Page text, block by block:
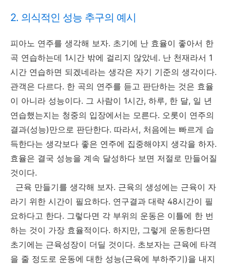
2. 의식적인 성능 추구의 예시
피아노 연주를 생각해 보자. 초기에 난 효율이 좋아서 한
곡 연습하는데 1시간 밖에 걸리지 않았네. 난 천재라서 1
시간 연습하면 되겠네라는 생각은 자기 기준의 생각이다.
관객은 다르다. 한 곡의 연주를 듣고 판단하는 것은 효율
이 아니라 성능이다. 그 사람이 1시간, 하루, 한 달, 일 년
연습했는지는 청중의 입장에서는 모른다. 오롯이 연주의
결과(성능)만으로 판단한다. 따라서, 처음에는 빠르게 습
득한다는 생각보다 좋은 연주에 집중해야지 생각을 하자.
효율은 결국 성능을 계속 달성하다 보면 저절로 만들어질
것이다.
근육 만들기를 생각해 보자. 근육의 생성에는 근육이 자
라기 위한 시간이 필요하다. 연구결과 대략 48시간이 필
요하다고 한다. 그렇다면 각 부위의 운동은 이틀에 한 번
하는 것이 가장 효율적이다. 하지만, 그렇게 운동한다면
초기에는 근육성장이 더딜 것이다. 초보자는 근육에 타격
을 줄 정도로 운동에 대한 성능(근육에 부하주기)을 내지